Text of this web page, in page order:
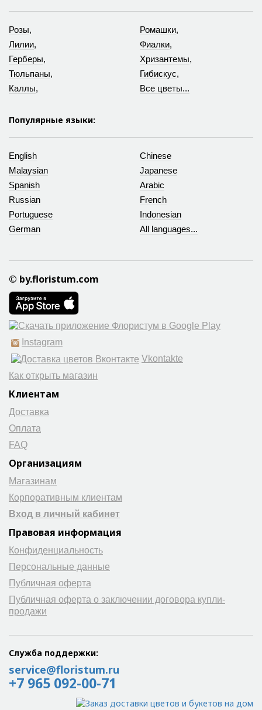
Розы,
Лилии,
Герберы,
Тюльпаны,
Каллы,
Ромашки,
Фиалки,
Хризантемы,
Гибискус,
Все цветы...
Популярные языки:
English
Malaysian
Chinese
Japanese
Spanish
Russian
Arabic
French
Portuguese
German
Indonesian
All languages...
© by.floristum.com
Instagram
Vkontakte
Как открыть магазин
Клиентам
Доставка
Оплата
FAQ
Организациям
Магазинам
Корпоративным клиентам
Вход в личный кабинет
Правовая информация
Конфиденциальность
Персональные данные
Публичная оферта
Публичная оферта о заключении договора купли-
продажи
Служба поддержки:
service@floristum.ru
+7 965 092-00-71